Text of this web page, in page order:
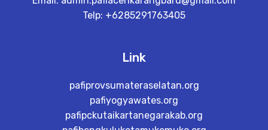
Telp: +6285291763405
Link
pafiprovsumateraselatan.org
pafiyogyawates.org
pafipckutaikartanegarakab.org